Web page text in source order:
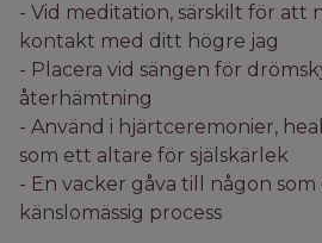
- Vid meditation, särskilt för att
kontakt med ditt högre jag
- Placera vid sängen för
återhämtning
- Använd i hjärtceremonier,
som ett altare för själskärlek
- En vacker gåva till någon
känslomässig process